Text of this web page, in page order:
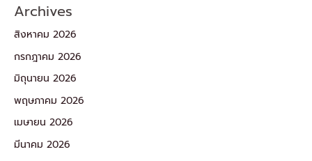
Archives
สิงหาคม 2026
กรกฎาคม 2026
มิถุนายน 2026
พฤษภาคม 2026
เมษายน 2026
มีนาคม 2026